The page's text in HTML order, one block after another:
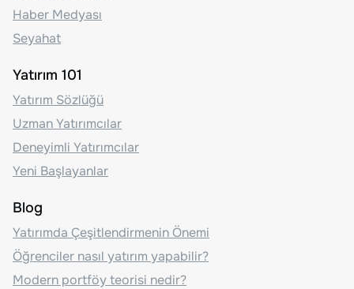
Haber Medyası
Seyahat
Yatırım 101
Yatırım Sözlüğü
Uzman Yatırımcılar
Deneyimli Yatırımcılar
Yeni Başlayanlar
Blog
Yatırımda Çeşitlendirmenin Önemi
Öğrenciler nasıl yatırım yapabilir?
Modern portföy teorisi nedir?